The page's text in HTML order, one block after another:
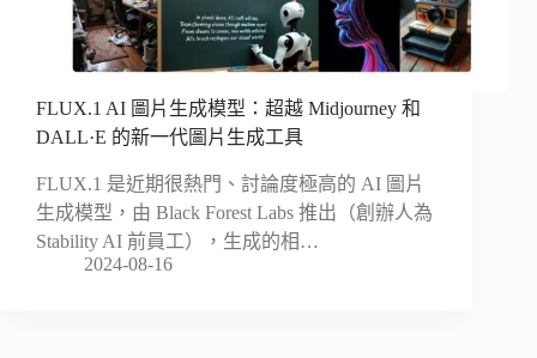
FLUX.1 AI 圖片生成模型：超越 Midjourney 和
DALL·E 的新一代圖片生成工具
FLUX.1 是近期很熱門、討論度極高的 AI 圖片
生成模型，由 Black Forest Labs 推出（創辦人為
Stability AI 前員工），生成的相…
2024-08-16